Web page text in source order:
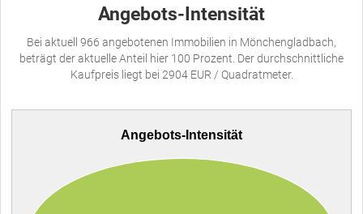
Angebots-Intensität
Bei aktuell 966 angebotenen Immobilien in Mönchengladbach,
beträgt der aktuelle Anteil hier 100 Prozent. Der durchschnittliche
Kaufpreis liegt bei 2904 EUR / Quadratmeter.
Angebots-Intensität